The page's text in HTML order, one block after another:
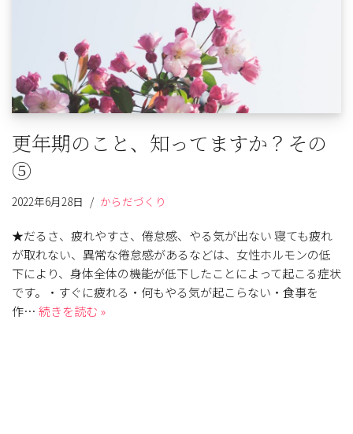
更年期のこと、知ってますか？その
⑤
2022年6月28日 からだづくり
★だるさ、疲れやすさ、倦怠感、やる気が出ない 寝ても疲れ
が取れない、異常な倦怠感があるなどは、女性ホルモンの低
下により、身体全体の機能が低下したことによって起こる症状
です。・すぐに疲れる・何もやる気が起こらない・食事を
作… 続きを読む »